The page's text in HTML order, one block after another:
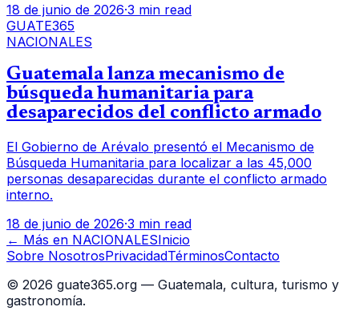
18 de junio de 2026·3 min read
GUATE365
NACIONALES
Guatemala lanza mecanismo de
búsqueda humanitaria para
desaparecidos del conflicto armado
El Gobierno de Arévalo presentó el Mecanismo de
Búsqueda Humanitaria para localizar a las 45,000
personas desaparecidas durante el conflicto armado
interno.
18 de junio de 2026·3 min read
← Más en NACIONALESInicio
Sobre NosotrosPrivacidadTérminosContacto
© 2026 guate365.org — Guatemala, cultura, turismo y
gastronomía.